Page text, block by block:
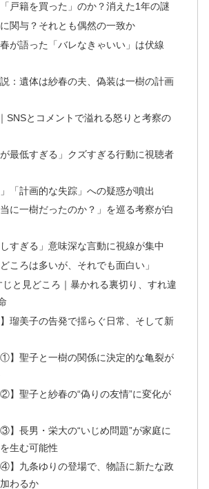
戸籍を買った」のか？消えた1年の謎
関与？それとも偶然の一致か
が語った「バレなきゃいい」は伏線
：遺体は紗春の夫、偽装は一樹の計画
SNSとコメントで溢れる怒りと考察の
が最低すぎる」クズすぎる行動に視聴者
」「計画的な失踪」への疑惑が噴出
当に一樹だったのか？」を巡る考察が白
しすぎる」意味深な言動に視線が集中
ころは多いが、それでも面白い」
と見どころ｜暴かれる裏切り、すれ違
】瑠美子の告発で揺らぐ日常、そして新
①】聖子と一樹の関係に決定的な亀裂が
②】聖子と紗春の“偽りの友情”に変化が
③】長男・栄大の“いじめ問題”が家庭に
生む可能性
④】九条ゆりの登場で、物語に新たな政
わるか